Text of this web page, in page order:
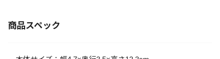
商品スペック